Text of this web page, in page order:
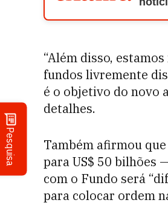
Pesquisa
“Além disso,
fundos livremente
é o objetivo do novo
detalhes.
Também afirmou
para US$ 50 bilhões
com o Fundo será
para colocar ordem